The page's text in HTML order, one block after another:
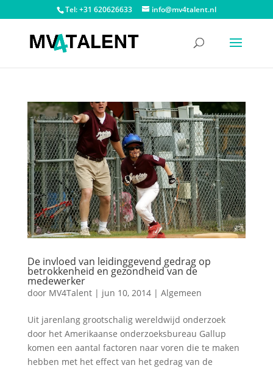
Tel: +31 620626633 info@mv4talent.nl
De invloed van leidinggevend gedrag op
betrokkenheid en gezondheid van de
medewerker
door MV4Talent| jun 10, 2014| Algemeen
Uit jarenlang grootschalig wereldwijd onderzoek
door het Amerikaanse onderzoeksbureau Gallup
komen een aantal factoren naar voren die te maken
hebben met het effect van het gedrag van de